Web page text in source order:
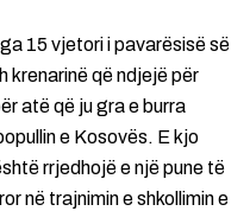
15 vjetori i pavarësisë së
krenarinë që ndjejë për
atë që ju gra e burra
e Kosovës. E kjo
rrjedhojë e një pune të
në trajnimin e shkollimin e